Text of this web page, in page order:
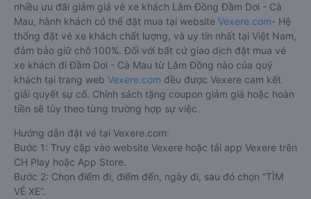
nhiều ưu đãi giảm giá vé xe khách Lâm Đồng Đầm Dơi - Cà
Mau, hành khách có thể đặt mua tại website Vexere.com- Hệ
thống đặt vé xe khách chất lượng, và uy tín nhất tại Việt Nam,
đảm bảo giữ chỗ 100%. Đối với bất cứ giao dịch đặt mua vé
xe khách đi Đầm Dơi - Cà Mau từ Lâm Đồng nào của quý
khách tại trang web Vexere.com đều được Vexere cam kết
giải quyết sự cố. Chính sách tặng coupon giảm giá hoặc hoàn
tiền sẽ tùy theo từng trường hợp sự việc.
Hướng dẫn đặt vé tại Vexere.com:
Bước 1: Truy cập vào website Vexere hoặc tải app Vexere trên
CH Play hoặc App Store.
Bước 2: Chọn điểm đi, điểm đến, ngày đi, sau đó chọn “TÌM
VÉ XE”.